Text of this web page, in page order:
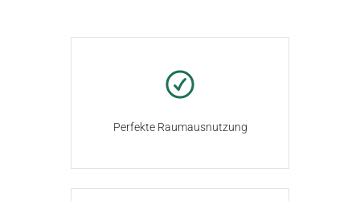
Perfekte Raumausnutzung